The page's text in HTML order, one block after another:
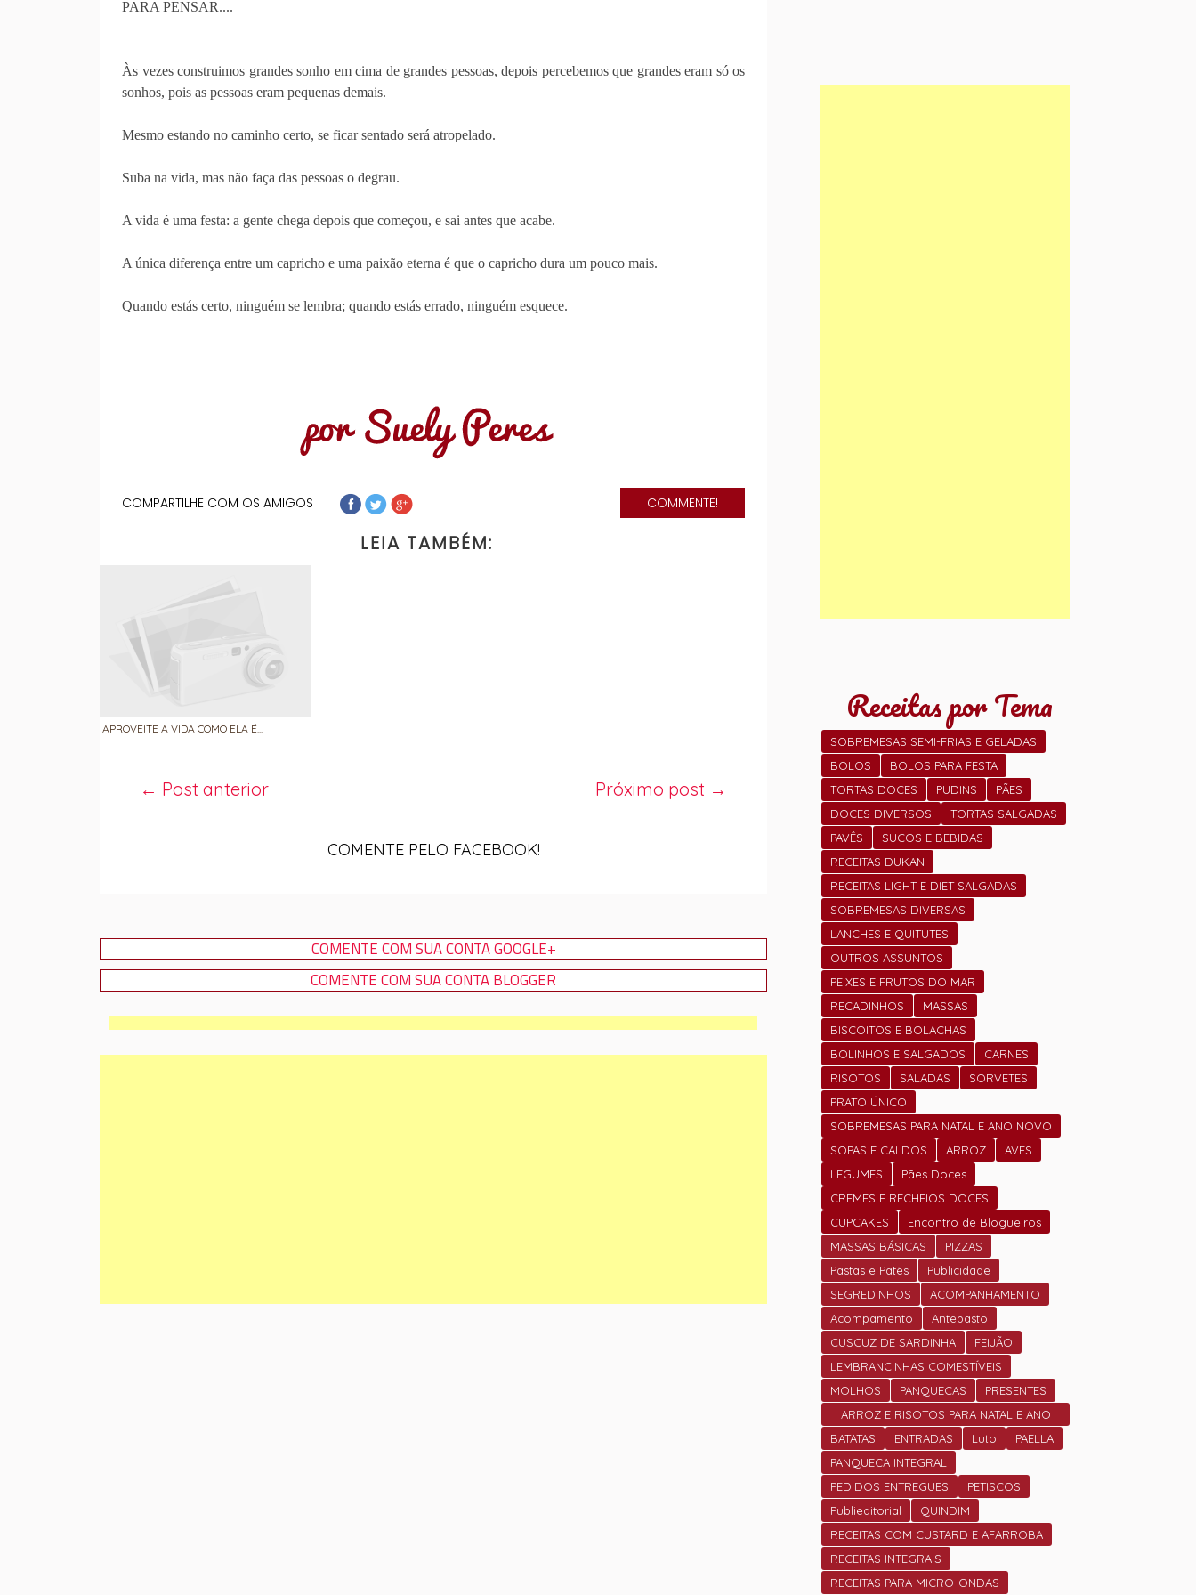
PARA PENSAR....
Às vezes construimos grandes sonho em cima de grandes pessoas, depois percebemos que grandes eram só os
sonhos, pois as pessoas eram pequenas demais.
Mesmo estando no caminho certo, se ficar sentado será atropelado.
Suba na vida, mas não faça das pessoas o degrau.
A vida é uma festa: a gente chega depois que começou, e sai antes que acabe.
A única diferença entre um capricho e uma paixão eterna é que o capricho dura um pouco mais.
Quando estás certo, ninguém se lembra; quando estás errado, ninguém esquece.
COMMENTE!
COMPARTILHE COM OS AMIGOS
LEIA TAMBÉM:
APROVEITE A VIDA COMO ELA É...
Próximo post →
← Post anterior
COMENTE PELO FACEBOOK!
COMENTE COM SUA CONTA GOOGLE+
COMENTE COM SUA CONTA BLOGGER
Receitas por Tema
SOBREMESAS SEMI-FRIAS E GELADAS
BOLOS
BOLOS PARA FESTA
TORTAS DOCES
PUDINS
PÃES
DOCES DIVERSOS
TORTAS SALGADAS
PAVÊS
SUCOS E BEBIDAS
RECEITAS DUKAN
RECEITAS LIGHT E DIET SALGADAS
SOBREMESAS DIVERSAS
LANCHES E QUITUTES
OUTROS ASSUNTOS
PEIXES E FRUTOS DO MAR
RECADINHOS
MASSAS
BISCOITOS E BOLACHAS
BOLINHOS E SALGADOS
CARNES
RISOTOS
SALADAS
SORVETES
PRATO ÚNICO
SOBREMESAS PARA NATAL E ANO NOVO
SOPAS E CALDOS
ARROZ
AVES
LEGUMES
Pães Doces
CREMES E RECHEIOS DOCES
CUPCAKES
Encontro de Blogueiros
MASSAS BÁSICAS
PIZZAS
Pastas e Patês
Publicidade
SEGREDINHOS
ACOMPANHAMENTO
Acompamento
Antepasto
CUSCUZ DE SARDINHA
FEIJÃO
LEMBRANCINHAS COMESTÍVEIS
MOLHOS
PANQUECAS
PRESENTES
ARROZ E RISOTOS PARA NATAL E ANO
NOVO
BATATAS ENTRADAS Luto
PAELLA
PANQUECA INTEGRAL
PEDIDOS ENTREGUES
PETISCOS
Publieditorial
QUINDIM
RECEITAS COM CUSTARD E AFARROBA
RECEITAS INTEGRAIS
RECEITAS PARA MICRO-ONDAS